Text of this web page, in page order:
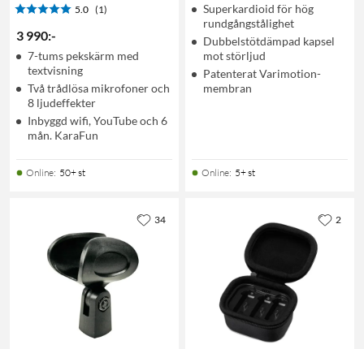
5.0 (1)
3 990:-
7-tums pekskärm med
textvisning
Två trådlösa mikrofoner och
8 ljudeffekter
Inbyggd wifi, YouTube och 6
mån. KaraFun
Online: 50+ st
Superkardioid för hög
rundgångstålighet
Dubbelstötdämpad kapsel
mot störljud
Patenterat Varimotion-
membran
Online: 5+ st
34 2